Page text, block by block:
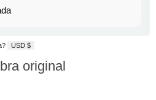
USD $
original